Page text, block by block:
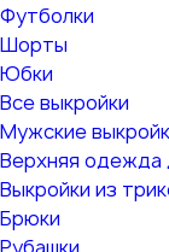
Футболки
Шорты
Юбки
Все выкройки
Мужские
Верхняя одежда
Выкройки из
Брюки